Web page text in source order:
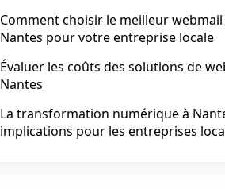
Comment choisir le meilleur webmail
Nantes pour votre entreprise locale
Évaluer les coûts des solutions de
Nantes
La transformation numérique à
implications pour les entreprises